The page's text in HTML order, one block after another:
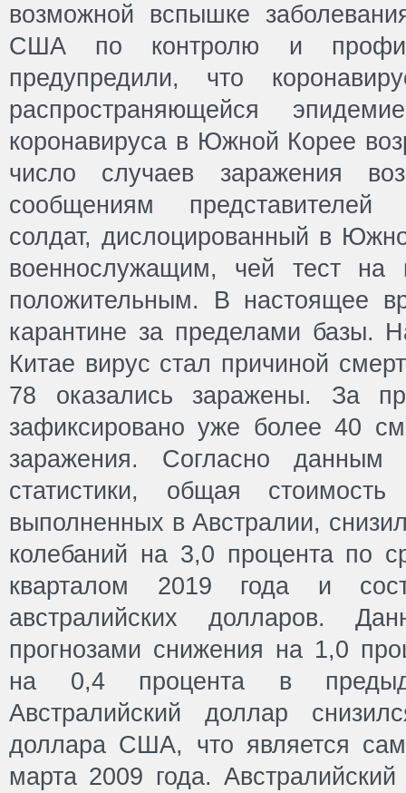
возможной вспышке
США по контролю и
предупредили, что
распространяющейся
коронавируса в Южной Корее
число случаев заражения
сообщениям
солдат, дислоцированный в
военнослужащим, чей тест на
положительным. В настоящее
карантине за пределами базы.
Китае вирус стал причиной
78 оказались заражены. За
зафиксировано уже более 40
заражения. Согласно данным
статистики, общая стоимость
выполненных в Австралии,
колебаний на 3,0 процента по
кварталом 2019 года и
австралийских долларов.
прогнозами снижения на 1,0
на 0,4 процента в
Австралийский доллар
доллара США, что является
марта 2009 года.